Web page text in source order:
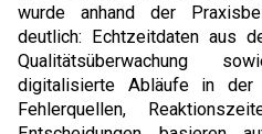
wurde anhand der
deutlich: Echtzeitdaten aus
Qualitätsüberwachung
digitalisierte Abläufe in der
Fehlerquellen,